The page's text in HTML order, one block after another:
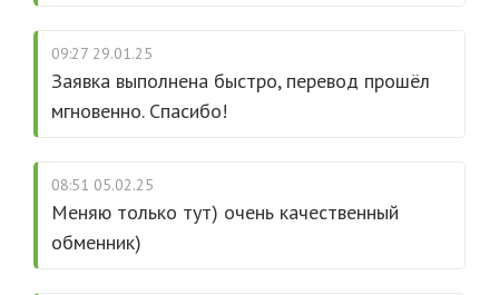
09:27 29.01.25
Заявка выполнена быстро, перевод прошёл
мгновенно. Спасибо!
08:51 05.02.25
Меняю только тут) очень качественный
обменник)